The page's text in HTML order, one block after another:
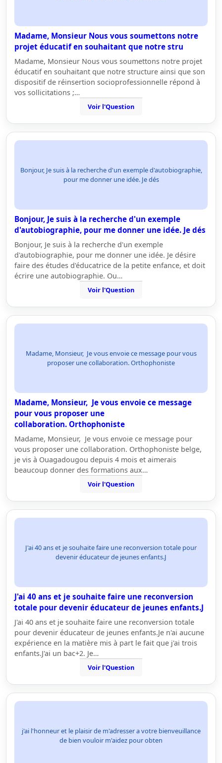
Madame, Monsieur Nous vous soumettons notre
projet éducatif en souhaitant que notre stru
Madame, Monsieur Nous vous soumettons notre projet
éducatif en souhaitant que notre structure ainsi que son
dispositif de réinsertion socioprofessionnelle répond à
vos sollicitations ;…
Voir l'Question
Bonjour, Je suis à la recherche d'un exemple d'autobiographie,
pour me donner une idée. Je dés
Bonjour, Je suis à la recherche d'un exemple
d'autobiographie, pour me donner une idée. Je dés
Bonjour, Je suis à la recherche d'un exemple
d'autobiographie, pour me donner une idée. Je désire
faire des études d'éducatrice de la petite enfance, et doit
écrire une autobiographie. Ou…
Voir l'Question
Madame, Monsieur, Je vous envoie ce message pour vous
proposer une collaboration. Orthophoniste
Madame, Monsieur, Je vous envoie ce message
pour vous proposer une
collaboration. Orthophoniste
Madame, Monsieur, Je vous envoie ce message pour
vous proposer une collaboration. Orthophoniste belge,
je vis à Ouagadougou depuis 4 mois et aimerais
beaucoup donner des formations aux…
Voir l'Question
J'ai 40 ans et je souhaite faire une reconversion totale pour
devenir éducateur de jeunes enfants.J
J'ai 40 ans et je souhaite faire une reconversion
totale pour devenir éducateur de jeunes enfants.J
J'ai 40 ans et je souhaite faire une reconversion totale
pour devenir éducateur de jeunes enfants.Je n'ai aucune
expérience en la matière mis à part le fait que j'ai trois
enfants.J'ai un bac+2. Je…
Voir l'Question
j'ai l'honneur et le plaisir de m'adresser a votre bienveuillance
de bien vouloir m'aidez pour obten